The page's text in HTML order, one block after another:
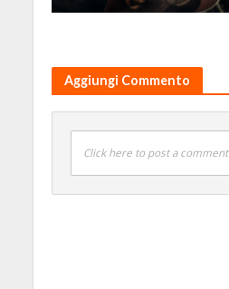
Aggiungi Commento
Click here to post a comment